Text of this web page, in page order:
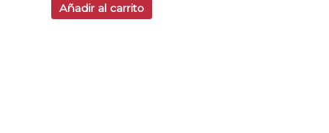
Añadir al carrito